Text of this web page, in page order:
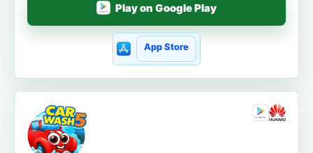
Play on Google Play
App Store